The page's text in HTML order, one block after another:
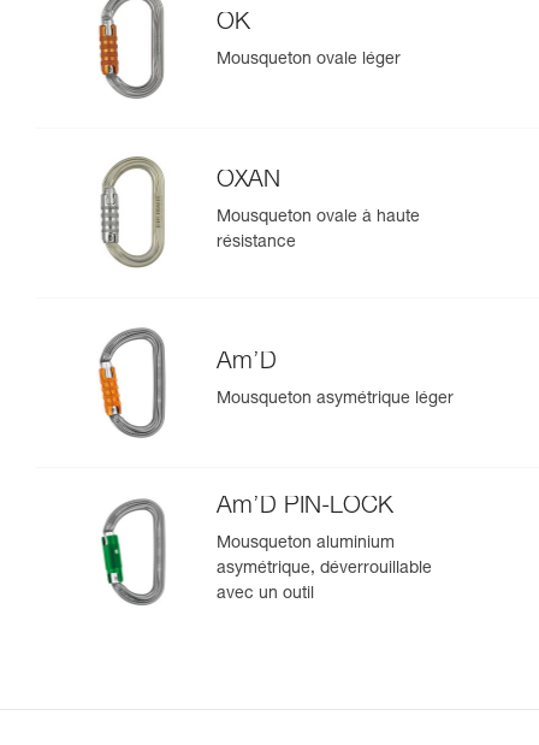
OK
Mousqueton ovale léger
OXAN
Mousqueton ovale à haute
résistance
Am’D
Mousqueton asymétrique léger
Am’D PIN-LOCK
Mousqueton aluminium
asymétrique, déverrouillable
avec un outil